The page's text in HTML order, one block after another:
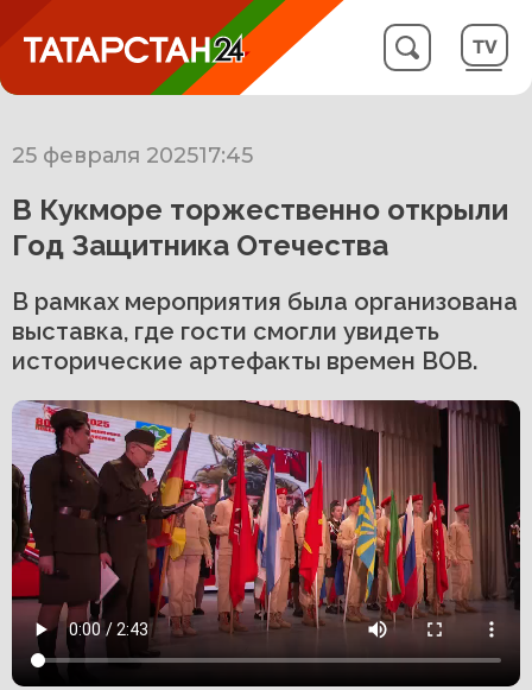
25 февраля 202517:45
В Кукморе торжественно открыли
Год Защитника Отечества
В рамках мероприятия была организована
выставка, где гости смогли увидеть
исторические артефакты времен ВОВ.